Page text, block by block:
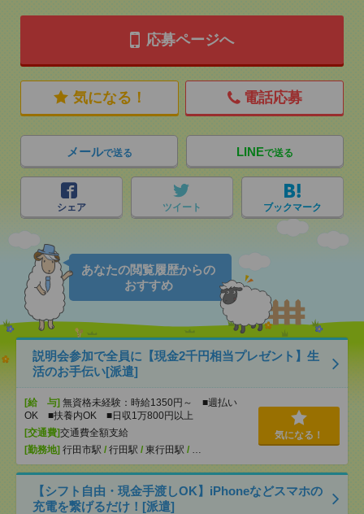
応募ページへ
気になる！ 電話応募
メールで送る LINEで送る
シェア ツイート ブックマーク
あなたの閲覧履歴からの
おすすめ
説明会参加で全員に【現金2千円相当プレゼント】生
活のお手伝い[派遣]
[給 与] 無資格未経験：時給1350円～ ■週払い
OK ■扶養内OK ■日収1万800円以上
[交通費]交通費全額支給
[勤務地] 行田市駅 / 行田駅 / 東行田駅 / …
気になる！
【シフト自由・現金手渡しOK】iPhoneなどスマホの
充電を繋げるだけ！[派遣]